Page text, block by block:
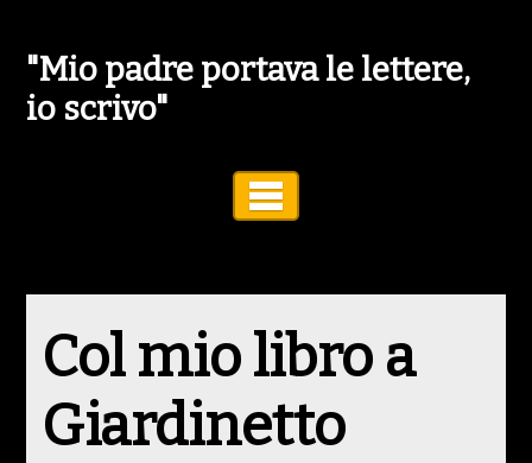
"Mio padre portava le lettere,
io scrivo"
Col mio libro a
Giardinetto